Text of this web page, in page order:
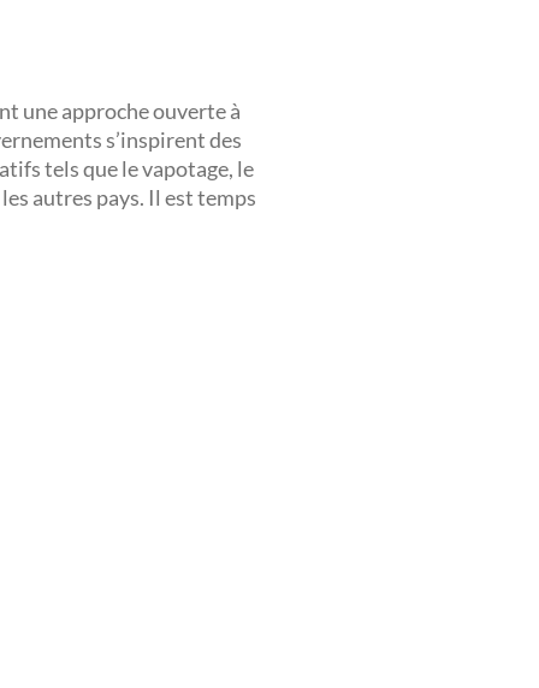
une approche ouverte à
s’inspirent des
tels que le vapotage, le
autres pays. Il est temps